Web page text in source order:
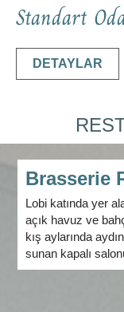
Standart
DETAYLAR
Brasserie
Lobi katında yer
açık havuz ve
kış aylarında
sunan kapalı